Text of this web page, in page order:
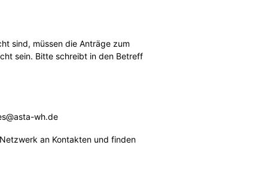
sind, müssen die Anträge zum
sein. Bitte schreibt in den Betreff
wh.de
an Kontakten und finden